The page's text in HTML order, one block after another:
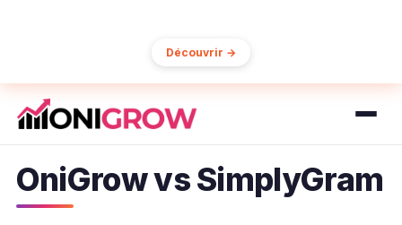
Découvrir →
OniGrow vs SimplyGram